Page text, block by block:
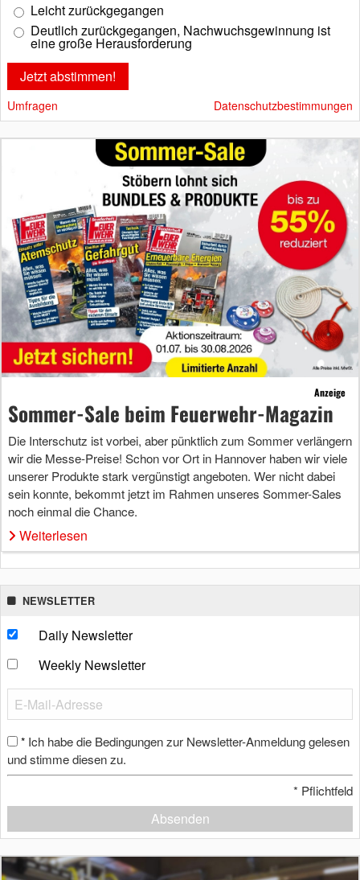
Leicht zurückgegangen
Deutlich zurückgegangen, Nachwuchsgewinnung ist
eine große Herausforderung
Umfragen Datenschutzbestimmungen
Anzeige
Sommer-Sale beim Feuerwehr-Magazin
Die Interschutz ist vorbei, aber pünktlich zum Sommer verlängern
wir die Messe-Preise! Schon vor Ort in Hannover haben wir viele
unserer Produkte stark vergünstigt angeboten. Wer nicht dabei
sein konnte, bekommt jetzt im Rahmen unseres Sommer-Sales
noch einmal die Chance.
Weiterlesen
NEWSLETTER
Daily Newsletter
Weekly Newsletter
* Ich habe die Bedingungen zur Newsletter-Anmeldung gelesen
und stimme diesen zu.
* Pflichtfeld
Absenden